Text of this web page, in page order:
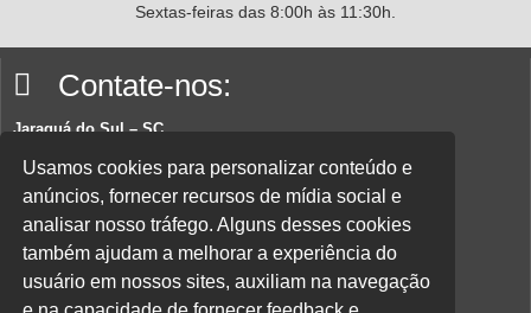
Sextas-feiras das 8:00h às 11:30h.
Contate-nos:
Jaraguá do Sul – SC
Rua João Planincheck, 157, Nova Brasília – CEP 89252-220.
E-mail:sindicatom@metalurgicosjaragua.com.br
Fone: (47) 3371-2100
Acesse nossa política de privacidade aqui.
Usamos cookies para personalizar conteúdo e
anúncios, fornecer recursos de mídia social e
analisar nosso tráfego. Alguns desses cookies
também ajudam a melhorar a experiência do
usuário em nossos sites, auxiliam na navegação